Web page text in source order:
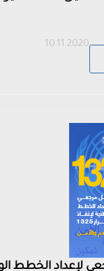
10.11.2020
لإعداد الخطط